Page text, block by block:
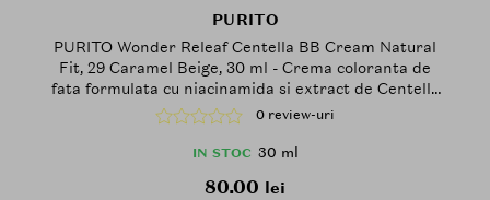
PURITO
PURITO Wonder Releaf Centella BB Cream Natural
Fit, 29 Caramel Beige, 30 ml - Crema coloranta de
fata formulata cu niacinamida si extract de Centella
Asiatica, care contribuie la estomparea vizuala a
rosetii si a imperfectiunilor si la mentinerea unui
aspect uniform al tenului, SPF30 PA+++
0 review-uri
IN STOC 30 ml
80.00 lei